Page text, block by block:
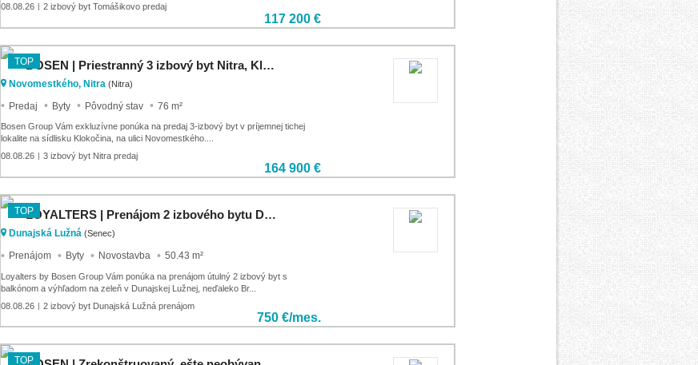
08.08.26 | 2 izbový byt Tomášikovo predaj
117 200 €
TOP BOSEN | Priestranný 3 izbový byt Nitra, Klokočina, 76 m2
Novomestkého, Nitra (Nitra)
Predaj Byty Pôvodný stav 76 m²
Bosen Group Vám exkluzívne ponúka na predaj 3-izbový byt v príjemnej tichej
lokalite na sídlisku Klokočina, na ulici Novomestkého....
08.08.26
3 izbový byt Nitra predaj
164 900 €
TOP LOYALTERS | Prenájom 2 izbového bytu Dunajská Lužná, 50,43m2
Dunajská Lužná (Senec)
Prenájom Byty Novostavba 50.43 m²
Loyalters by Bosen Group Vám ponúka na prenájom útulný 2 izbový byt s
balkónom a výhľadom na zeleň v Dunajskej Lužnej, neďaleko Br...
08.08.26 | 2 izbový byt Dunajská Lužná prenájom
750 €/mes.
TOP